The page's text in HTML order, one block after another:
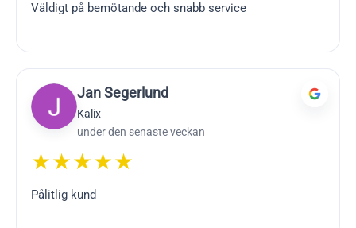
Väldigt på bemötande och snabb service
Jan Segerlund
Kalix
under den senaste veckan
★★★★★
Pålitlig kund